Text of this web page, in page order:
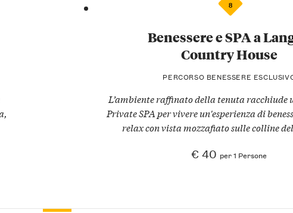
8
Benessere e SPA a
Country House
PERCORSO BENESSERE
L’ambiente raffinato della tenuta racchiude
Private SPA per vivere un'esperienza di
relax con vista mozzafiato sulle colline
€ 40 per 1 Persone